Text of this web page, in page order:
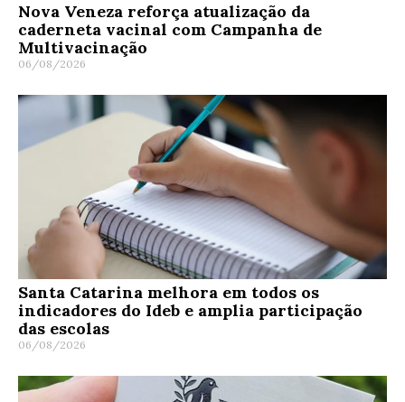
Nova Veneza reforça atualização da
caderneta vacinal com Campanha de
Multivacinação
06/08/2026
Santa Catarina melhora em todos os
indicadores do Ideb e amplia participação
das escolas
06/08/2026